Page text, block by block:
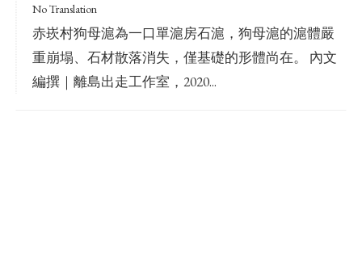
No Translation
赤崁村狗母滬為一口單滬房石滬，狗母滬的滬體嚴
重崩塌、石材散落消失，僅基礎的形體尚在。 內文
編撰｜離島出走工作室，2020...